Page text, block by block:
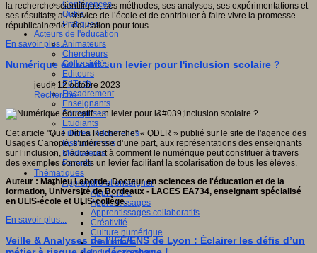
Conférences
Outils
Pratiques
Acteurs de l'éducation
Animateurs
Chercheurs
Collectivités
Editeurs
EdTech
Encadrement
Enseignants
Entreprises
Etudiants
Filières industrielles
Institutionnels
Médiateurs
Parents
Thématiques
Apprendre et enseigner
Apprendre
Apprentissages
Apprentissages collaboratifs
Créativité
Culture numérique
Evaluations
la recherche scientifique, ses méthodes, ses analyses, ses expérimentations et
ses résultats, au service de l’école et de contribuer à faire vivre la promesse
républicaine de l’éducation pour tous.
En savoir plus...
Numérique éducatif : un levier pour l'inclusion scolaire ?
jeudi, 12 octobre 2023
Recherche
Cet article "Que Dit La Recherche" « QDLR » publié sur le site de l'agence des
Usages Canopé, s’intéresse d’une part, aux représentations des enseignants
sur l’inclusion, d’autre part à comment le numérique peut constituer à travers
des exemples concrets un levier facilitant la scolarisation de tous les élèves.
Auteur : Mathieu Laborde, Docteur en sciences de l'éducation et de la
formation, Université de Bordeaux - LACES EA734, enseignant spécialisé
en ULIS-école et ULIS-collège.
En savoir plus...
Veille & Analyses de l’IFÉ/ENS de Lyon : Éclairer les défis d’un